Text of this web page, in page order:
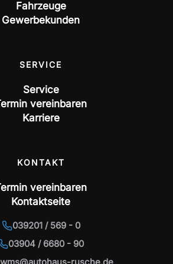
Fahrzeuge
Gewerbekunden
SERVICE
Service
vereinbaren
Karriere
KONTAKT
vereinbaren
Kontaktseite
039201 / 569 - 0
03904 / 6680 - 90